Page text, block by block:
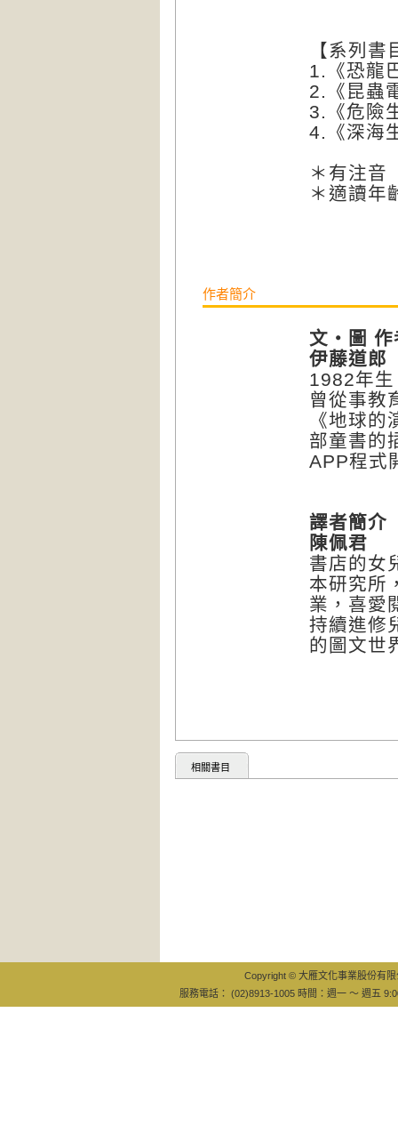
【系列書
1.《恐龍
2.《昆蟲
3.《危險
4.《深海
＊有注音
＊適讀年
作者簡介
文 ‧ 圖 作
伊藤道
1982年
曾從事教
《地球
部童書的
APP程式
譯者簡介
陳佩君
書店的女
本研究所
業，喜愛
持續進修
的圖文世
相關書目
Copyright © 大雁文化事業股份有
服務電話： (02)8913-1005 時間：週一 ～ 週五